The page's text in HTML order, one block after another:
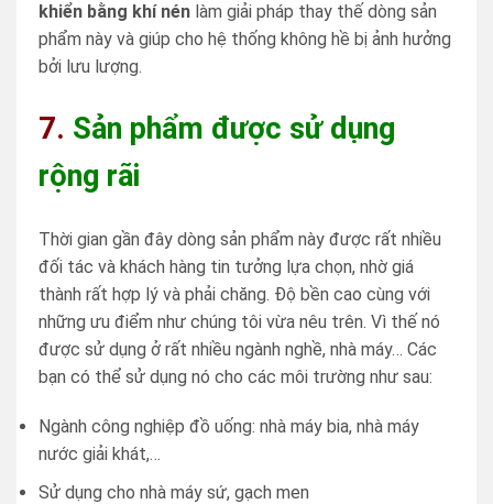
khiển bằng khí nén làm giải pháp thay thế dòng sản
phẩm này và giúp cho hệ thống không hề bị ảnh hưởng
bởi lưu lượng.
7. Sản phẩm được sử dụng
rộng rãi
Thời gian gần đây dòng sản phẩm này được rất nhiều
đối tác và khách hàng tin tưởng lựa chọn, nhờ giá
thành rất hợp lý và phải chăng. Độ bền cao cùng với
những ưu điểm như chúng tôi vừa nêu trên. Vì thế nó
được sử dụng ở rất nhiều ngành nghề, nhà máy… Các
bạn có thể sử dụng nó cho các môi trường như sau:
Ngành công nghiệp đồ uống: nhà máy bia, nhà máy
nước giải khát,…
Sử dụng cho nhà máy sứ, gạch men